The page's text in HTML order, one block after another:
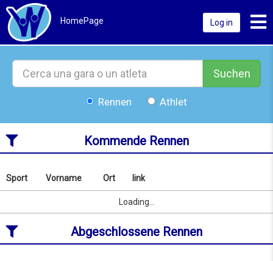
HomePage Log in
Suchen
Rennen Athlet
Kommende Rennen
Nach
Name
suchen
ab
Sport Vorname Ort
link
link
Loading...
Abgeschlossene Rennen